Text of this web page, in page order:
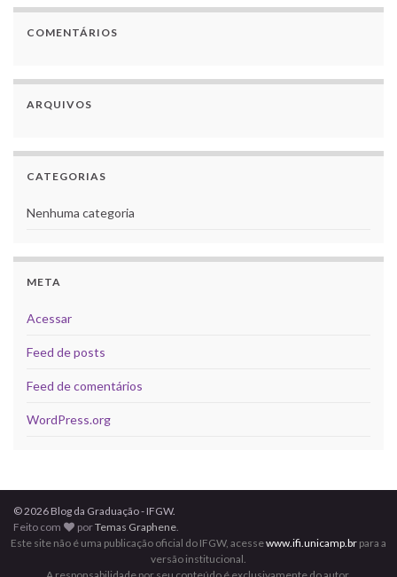
COMENTÁRIOS
ARQUIVOS
CATEGORIAS
Nenhuma categoria
META
Acessar
Feed de posts
Feed de comentários
WordPress.org
© 2026 Blog da Graduação - IFGW.
Feito com
porTemas Graphene.
Este site não é uma publicação oficial do IFGW, acessewww.ifi.unicamp.br para a
versão institucional.